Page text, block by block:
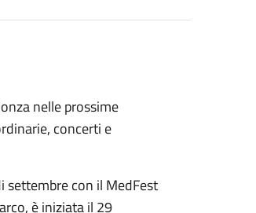
nelle prossime
concerti e
settembre con il MedFest
è iniziata il 29